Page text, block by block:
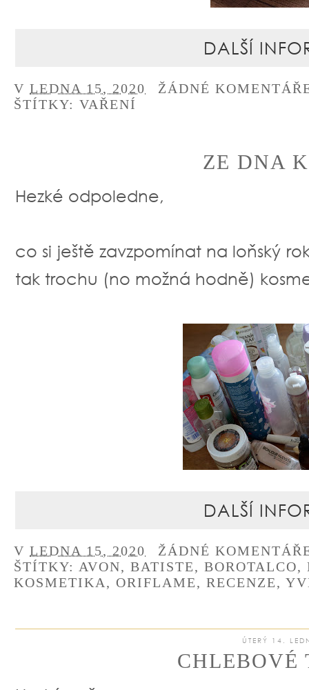
DALŠÍ
V LEDNA 15, 2020
ŽÁDNÉ
ŠTÍTKY: VAŘENÍ
ZE DNA
Hezké odpoledne,
co si ještě zavzpomínat na loňský
tak trochu (no možná hodně)
DALŠÍ
V LEDNA 15, 2020
ŽÁDNÉ
ŠTÍTKY: AVON, BATISTE, BOROTALCO,
KOSMETIKA, ORIFLAME, RECENZE,
ÚTERÝ 14.